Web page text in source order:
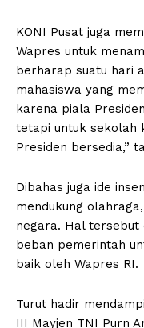
KONI Pusat juga
Wapres untuk
berharap suatu hari
mahasiswa yang
karena piala
tetapi untuk sekolah
Presiden bersedia,”
Dibahas juga ide
mendukung
negara. Hal tersebut
beban pemerintah
baik oleh Wapres RI.
Turut hadir
III Mayjen TNI Purn